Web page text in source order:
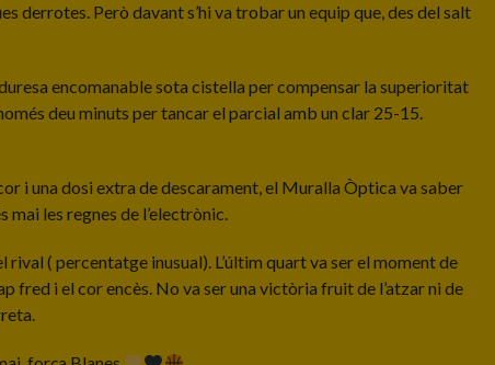
derrotes. Però davant s’hi va trobar un equip que, des del salt
encomanable sota cistella per compensar la superioritat
deu minuts per tancar el parcial amb un clar 25-15.
i una dosi extra de descarament, el Muralla Òptica va saber
les regnes de l’electrònic.
( percentatge inusual). L’últim quart va ser el moment de
fred i el cor encès. No va ser una victòria fruit de l’atzar ni de